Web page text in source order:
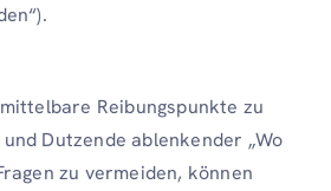
Reibungspunkte zu
Dutzende ablenkender „Wo
zu vermeiden, können